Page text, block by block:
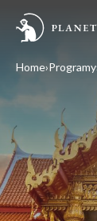
Home Programy